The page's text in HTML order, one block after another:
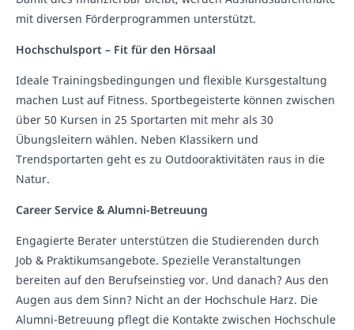
mit diversen Förderprogrammen unterstützt.
Hochschulsport – Fit für den Hörsaal
Ideale Trainingsbedingungen und flexible Kursgestaltung
machen Lust auf Fitness. Sportbegeisterte können zwischen
über 50 Kursen in 25 Sportarten mit mehr als 30
Übungsleitern wählen. Neben Klassikern und
Trendsportarten geht es zu Outdooraktivitäten raus in die
Natur.
Career Service & Alumni-Betreuung
Engagierte Berater unterstützen die Studierenden durch
Job & Praktikumsangebote. Spezielle Veranstaltungen
bereiten auf den Berufseinstieg vor. Und danach? Aus den
Augen aus dem Sinn? Nicht an der Hochschule Harz. Die
Alumni-Betreuung pflegt die Kontakte zwischen Hochschule